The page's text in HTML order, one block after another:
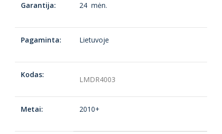
Garantija: 24 mėn.
Pagaminta: Lietuvoje
Kodas:
LMDR4003
Metai: 2010+